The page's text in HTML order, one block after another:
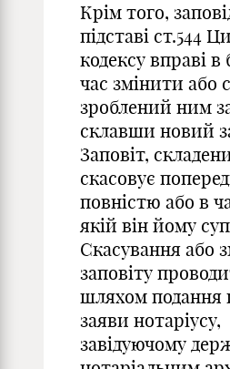
Крім того,
підставі ст.544
кодексу вправі
час змінити або
зроблений ним
склавши новий
Заповіт,
скасовує
повністю або в
якій він йому
Скасування або
заповіту
шляхом подання
заяви нотаріусу,
завідуючому